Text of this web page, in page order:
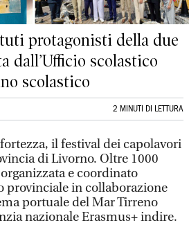
protagonisti della due
dall’Ufficio scolastico
scolastico
2 MINUTI DI LETTURA
il festival dei capolavori
di Livorno. Oltre 1000
e coordinato
provinciale in collaborazione
portuale del Mar Tirreno
nazionale Erasmus+ indire.